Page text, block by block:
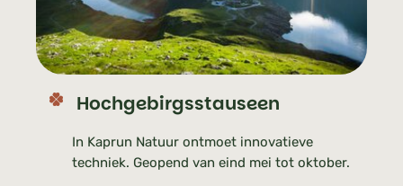
Hochgebirgsstauseen
In Kaprun Natuur ontmoet innovatieve
techniek. Geopend van eind mei tot oktober.